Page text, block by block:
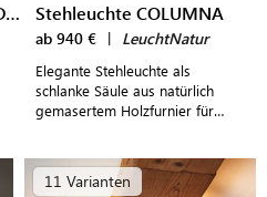
Designer Deckenleuchte DISCUS (55 cm) Stehleuchte COLUMNA
ab 940 € | LeuchtNatur
Elegante Stehleuchte als
schlanke Säule aus natürlich
gemasertem Holzfurnier für
11 Varianten